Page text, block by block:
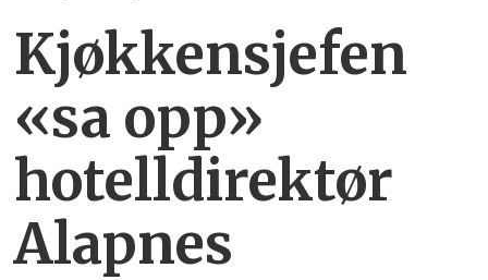
Kjøkkensjefen
«sa opp»
hotelldirektør
Alapnes